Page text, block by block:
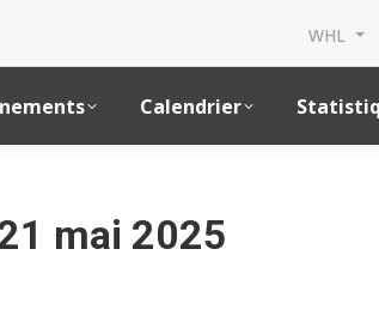
WHL
Calendrier
mai 2025